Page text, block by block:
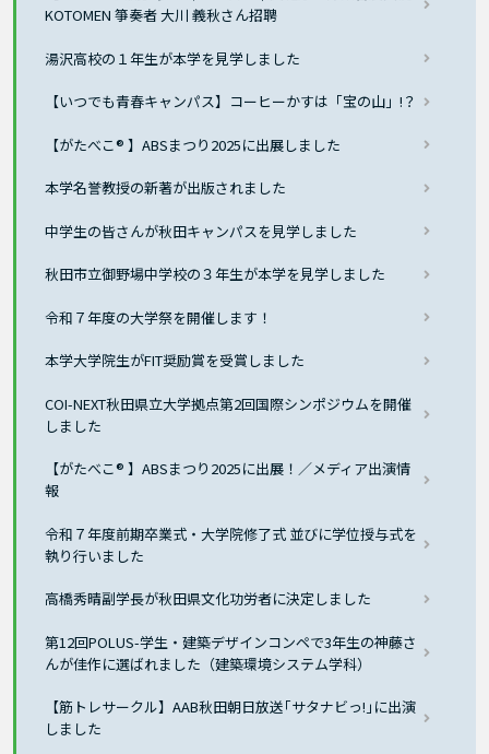
KOTOMEN 箏奏者 大川 義秋さん招聘
湯沢高校の１年生が本学を見学しました
【いつでも青春キャンパス】コーヒーかすは「宝の山」!？
【がたべこ® 】ABSまつり2025に出展しました
本学名誉教授の新著が出版されました
中学生の皆さんが秋田キャンパスを見学しました
秋田市立御野場中学校の３年生が本学を見学しました
令和７年度の大学祭を開催します！
本学大学院生がFIT奨励賞を受賞しました
COI-NEXT秋田県立大学拠点第2回国際シンポジウムを開催
しました
【がたべこ® 】ABSまつり2025に出展！／メディア出演情
報
令和７年度前期卒業式・大学院修了式 並びに学位授与式を
執り行いました
高橋秀晴副学長が秋田県文化功労者に決定しました
第12回POLUS-学生・建築デザインコンペで3年生の神藤さ
んが佳作に選ばれました（建築環境システム学科）
【筋トレサークル】AAB秋田朝日放送｢サタナビっ!｣に出演
しました